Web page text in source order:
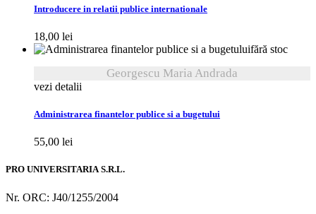
Introducere in relatii publice internationale
18,00 lei
fără stoc
Georgescu Maria Andrada
vezi detalii
Administrarea finantelor publice si a bugetului
55,00 lei
PRO UNIVERSITARIA S.R.L.
Nr. ORC: J40/1255/2004